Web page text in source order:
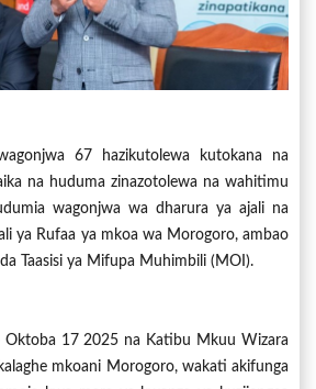
67 hazikutolewa kutokana na
na huduma zinazotolewa na wahitimu
wagonjwa wa dharura ya ajali na
ya Rufaa ya mkoa wa Morogoro, ambao
Taasisi ya Mifupa Muhimbili (MOI).
Oktoba 17 2025 na Katibu Mkuu Wizara
mkoani Morogoro, wakati akifunga